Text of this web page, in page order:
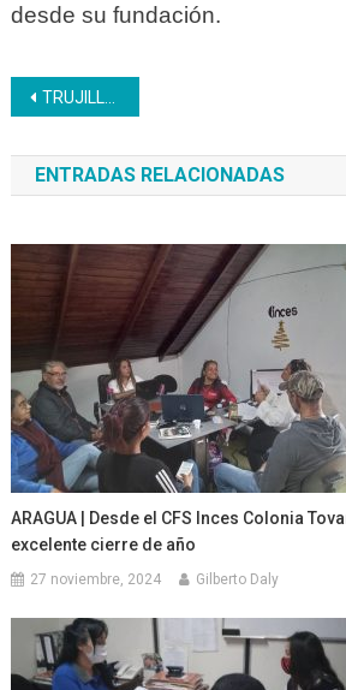
desde su fundación.
Navegación
de
entradas
TRUJILLO | Sesion especial 63 aniversario realizó el CLET en el Inces
ENTRADAS RELACIONADAS
ARAGUA | Desde el CFS Inces Colonia
excelente cierre de año
27 noviembre, 2024 Gilberto Daly